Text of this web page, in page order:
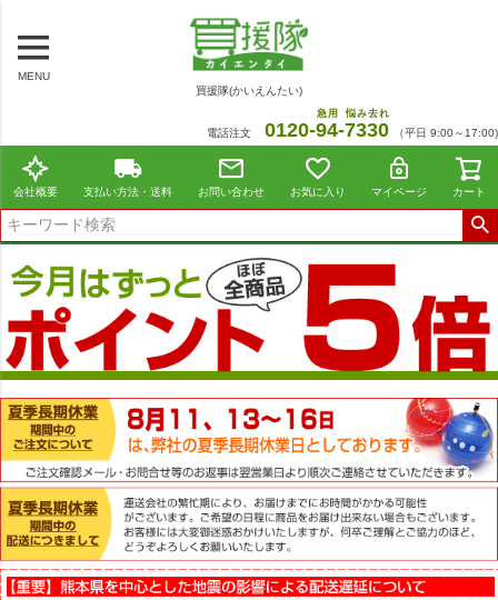
MENU
買援隊(かいえんたい)
電話注文 0120-94
急用
-7330
悩み去れ
（平日 9:00～17:00)
会社概要 支払い方法・送料 お問い合わせ お気に入り マイページ カート